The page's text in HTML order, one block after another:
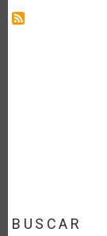
BUSCAR